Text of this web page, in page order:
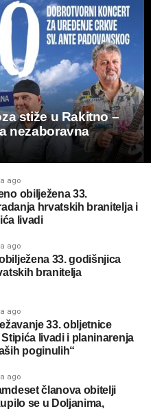
stiže u Rakitno –
nezaboravna
ago
obilježena 33.
hrvatskih branitelja i
livadi
ago
33. godišnjica
branitelja
ago
33. obljetnice
livadi i planinarenja
poginulih“
ago
članova obitelji
se u Doljanima,